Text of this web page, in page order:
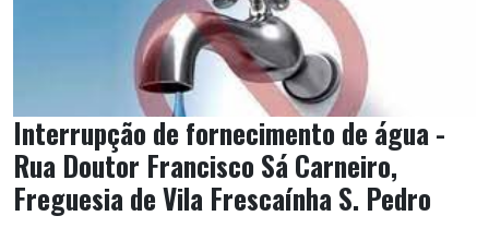
Interrupção de fornecimento de água -
Rua Doutor Francisco Sá Carneiro,
Freguesia de Vila Frescaínha S. Pedro